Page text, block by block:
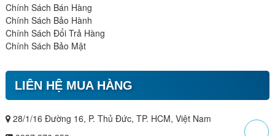
Chính Sách Bán Hàng
Chính Sách Bảo Hành
Chính Sách Đổi Trả Hàng
Chính Sách Bảo Mật
LIÊN HỆ MUA HÀNG
28/1/16 Đường 16, P. Thủ Đức, TP. HCM, Việt Nam